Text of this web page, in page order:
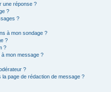
une réponse ?
?
?
à mon sondage ?
?
?
à mon message ?
?
page de rédaction de message ?